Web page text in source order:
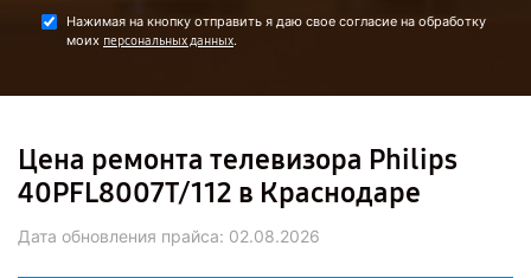
Нажимая на кнопку отправить я даю свое согласие на обработку
моих персональных данных.
Цена ремонта телевизора Philips
40PFL8007T/112 в Краснодаре
Дата обновления прайса: 02.08.2026